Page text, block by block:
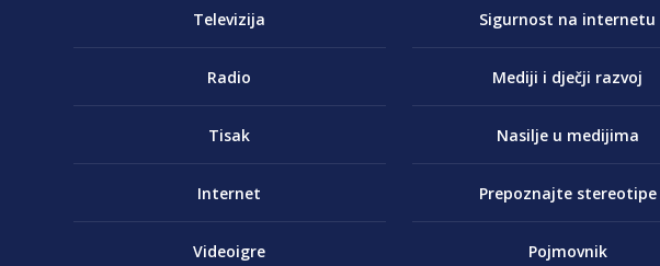
Televizija
Radio
Tisak
Internet
Videoigre
Sigurnost na internetu
Mediji i dječji razvoj
Nasilje u medijima
Prepoznajte stereotipe
Pojmovnik